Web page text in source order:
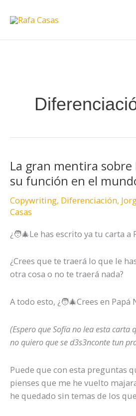
La gran mentira sobre
su función en el
Copywriting, Diferenciación,
Casas
¿🧑‍🎄Le has escrito ya tu carta a
¿Crees que te traerá lo que le
otra cosa o no te traerá nada?
A todo esto, ¿🧑‍🎄Crees en Papá
(Espero que Sofía no lea esta carta
no quiero que se d3s3nconte tun
Puede que con esta preguntas
pienses que me he vuelto
he quedado sin temas de los
La
gran
sobre
Papá
Noel
y
su
función
mundo.